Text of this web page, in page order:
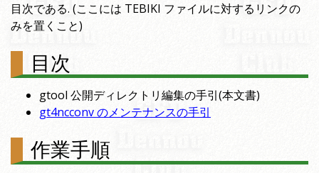
目次である. (ここには TEBIKI ファイルに対するリンクの
みを置くこと)
目次
gtool 公開ディレクトリ編集の手引(本文書)
gt4ncconv のメンテナンスの手引
作業手順